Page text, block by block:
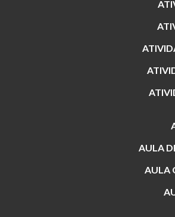
AULA
AULA